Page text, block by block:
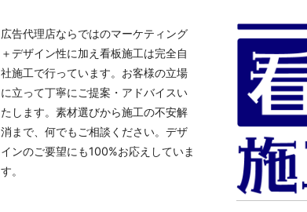
広告代理店ならではのマーケティング
＋デザイン性に加え看板施工は完全自
社施工で行っています。お客様の立場
に立って丁寧にご提案・アドバイスい
たします。素材選びから施工の不安解
消まで、何でもご相談ください。デザ
インのご要望にも100%お応えしていま
す。